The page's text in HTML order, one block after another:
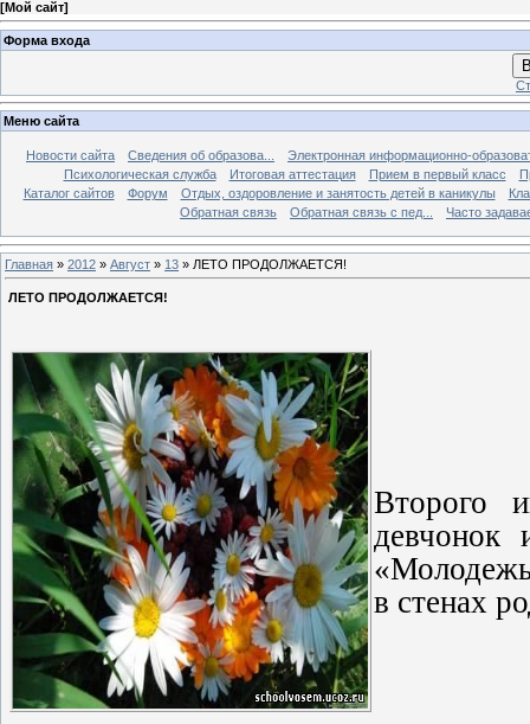
[Мой сайт]
Форма входа
Меню сайта
Новости сайта Сведения об образова...
Электронная информационно-
Психологическая служба
Итоговая аттестация Прием в первый класс
Каталог сайтов
Форум Отдых, оздоровление и занятость детей в каникулы
Обратная связь
Обратная связь с пед... Часто
Главная » 2012 » Август » 13 » ЛЕТО ПРОДОЛЖАЕТСЯ!
ЛЕТО ПРОДОЛЖАЕТСЯ!
Второго
девчонок
в стенах